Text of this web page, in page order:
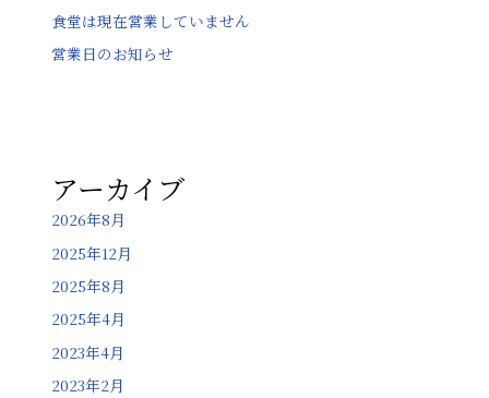
食堂は現在営業していません
営業日のお知らせ
アーカイブ
2026年8月
2025年12月
2025年8月
2025年4月
2023年4月
2023年2月